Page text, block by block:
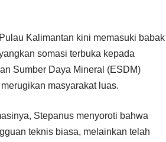
Kalimantan kini memasuki babak
somasi terbuka kepada
Sumber Daya Mineral (ESDM)
masyarakat luas.
Stepanus menyoroti bahwa
teknis biasa, melainkan telah